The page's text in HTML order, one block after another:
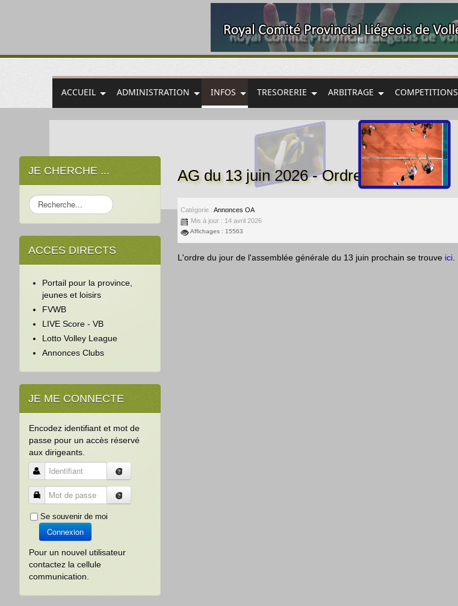
ACCUEIL ADMINISTRATION INFOS TRESORERIE ARBITRAGE COMPETITIONS
AG du 13 juin 2026 - Ordre du jour
Catégorie :Annonces OA
Mis à jour : 14 avril 2026
Affichages : 15563
L'ordre du jour de l'assemblée générale du 13 juin prochain se trouve ici
JE CHERCHE ...
Rechercher
ACCES DIRECTS
Portail pour la province,
jeunes et loisirs
FVWB
LIVE Score - VB
Lotto Volley League
Annonces Clubs
JE ME CONNECTE
Encodez identifiant et mot de
passe pour un accès réservé
aux dirigeants.
Identifiant
Mot de passe
Se souvenir de moi
Connexion
Pour un nouvel utilisateur
contactez la cellule
communication.